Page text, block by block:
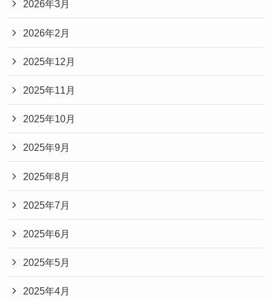
2026年3月
2026年2月
2025年12月
2025年11月
2025年10月
2025年9月
2025年8月
2025年7月
2025年6月
2025年5月
2025年4月